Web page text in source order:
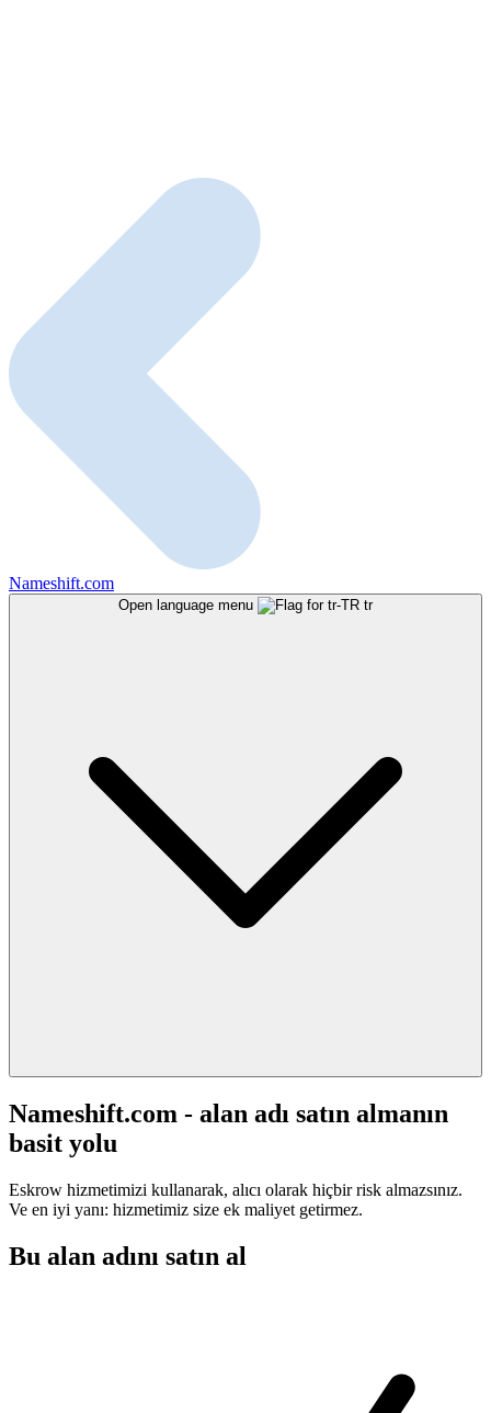
Nameshift.com
Open language menu tr
Nameshift.com - alan adı satın almanın
basit yolu
Eskrow hizmetimizi kullanarak, alıcı olarak hiçbir risk almazsınız.
Ve en iyi yanı: hizmetimiz size ek maliyet getirmez.
Bu alan adını satın al